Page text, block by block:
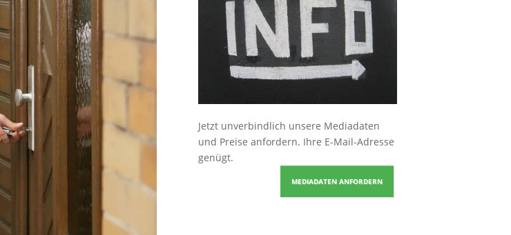
Jetzt unverbindlich unsere Mediadaten
und Preise anfordern. Ihre E-Mail-Adresse
genügt.
MEDIADATEN ANFORDERN